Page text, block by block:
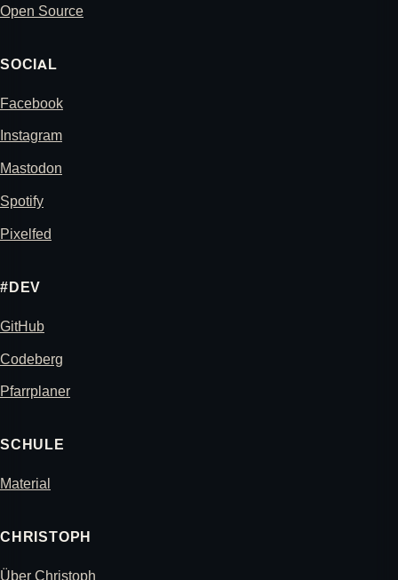
Open Source
SOCIAL
Facebook
Instagram
Mastodon
Spotify
Pixelfed
#DEV
GitHub
Codeberg
Pfarrplaner
SCHULE
Material
CHRISTOPH